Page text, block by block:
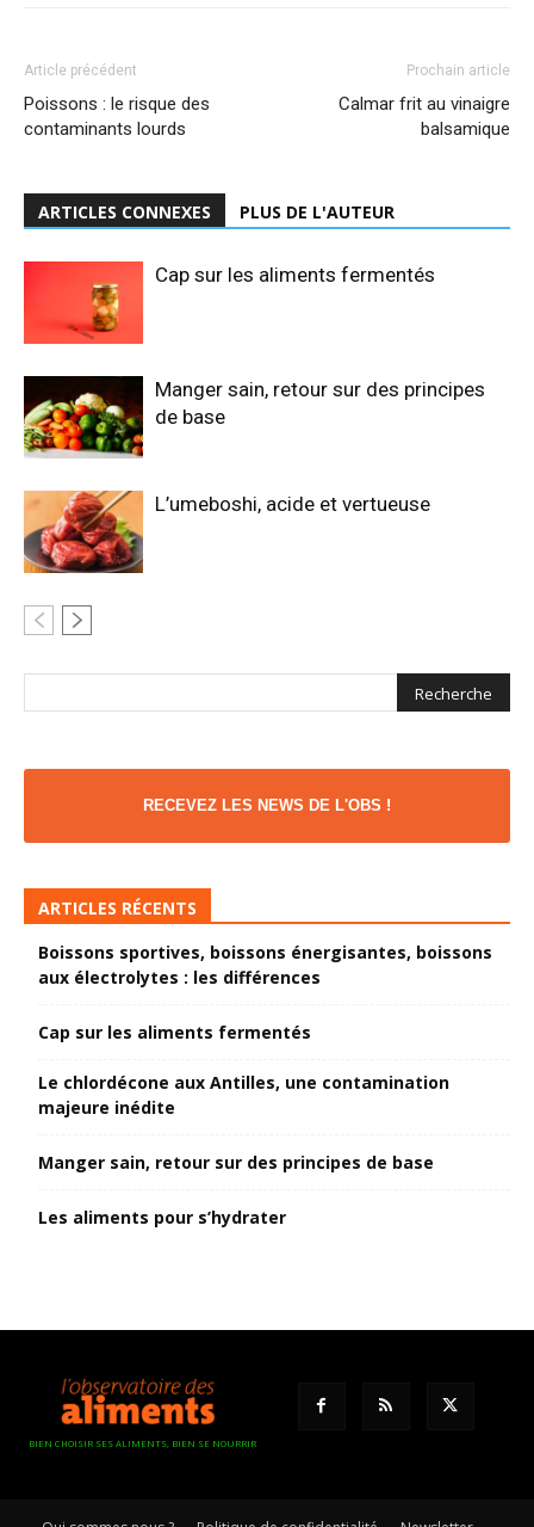
Article précédent
Poissons : le risque des
contaminants lourds
Prochain article
Calmar frit au vinaigre
balsamique
ARTICLES CONNEXES PLUS DE L'AUTEUR
Cap sur les aliments fermentés
Manger sain, retour sur des principes
de base
L’umeboshi, acide et vertueuse
RECEVEZ LES NEWS DE L'OBS !
ARTICLES RÉCENTS
Boissons sportives, boissons énergisantes, boissons
aux électrolytes : les différences
Cap sur les aliments fermentés
Le chlordécone aux Antilles, une contamination
majeure inédite
Manger sain, retour sur des principes de base
Les aliments pour s’hydrater
BIEN CHOISIR SES ALIMENTS, BIEN SE NOURRIR